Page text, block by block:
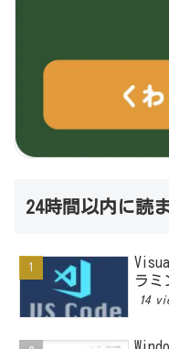
24時間以内に読
ラミ
14